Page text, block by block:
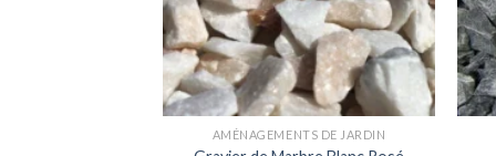
AMÉNAGEMENTS DE JARDIN